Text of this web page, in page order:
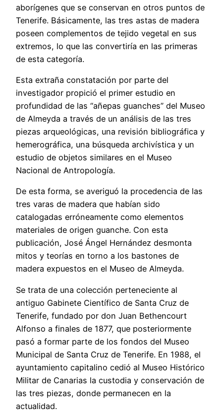
aborígenes que se conservan en otros puntos de
Tenerife. Básicamente, las tres astas de madera
poseen complementos de tejido vegetal en sus
extremos, lo que las convertiría en las primeras
de esta categoría.
Esta extraña constatación por parte del
investigador propició el primer estudio en
profundidad de las “añepas guanches” del Museo
de Almeyda a través de un análisis de las tres
piezas arqueológicas, una revisión bibliográfica y
hemerográfica, una búsqueda archivística y un
estudio de objetos similares en el Museo
Nacional de Antropología.
De esta forma, se averiguó la procedencia de las
tres varas de madera que habían sido
catalogadas erróneamente como elementos
materiales de origen guanche. Con esta
publicación, José Ángel Hernández desmonta
mitos y teorías en torno a los bastones de
madera expuestos en el Museo de Almeyda.
Se trata de una colección perteneciente al
antiguo Gabinete Científico de Santa Cruz de
Tenerife, fundado por don Juan Bethencourt
Alfonso a finales de 1877, que posteriormente
pasó a formar parte de los fondos del Museo
Municipal de Santa Cruz de Tenerife. En 1988, el
ayuntamiento capitalino cedió al Museo Histórico
Militar de Canarias la custodia y conservación de
las tres piezas, donde permanecen en la
actualidad.